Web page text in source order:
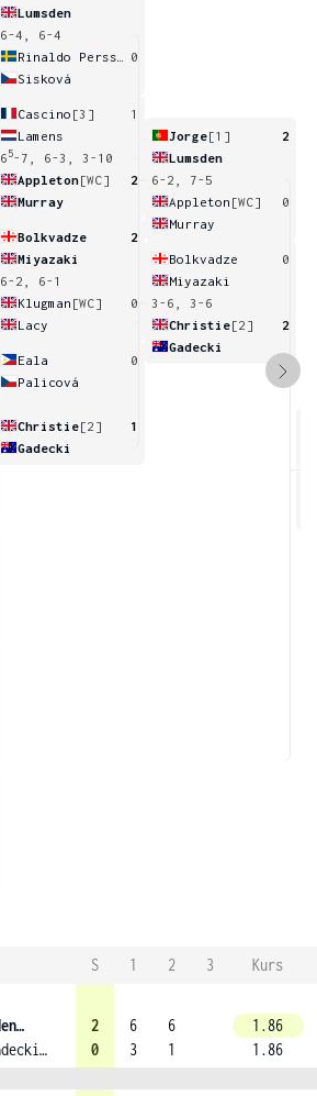
Lumsden
6-4, 6-4
0
Sisková
Cascino [3]
1
Lamens
6 5-7, 6-3, 3-10
Appleton[WC]
2
Murray
Bolkvadze
2
Miyazaki
6-2, 6-1
Klugman [WC]
0
Lacy
Eala
0
Palicová
Christie[2]
1
Gadecki
Jorge[1]
2
Lumsden
6-2, 7-5
Appleton [WC]
0
Murray
Bolkvadze
0
Miyazaki
3-6, 3-6
Christie[2]
2
Gadecki
S 1 2 3
Kurs
Lumsden (1)
Gadecki (2)
2
0
6
3
6
1
1.86
1.86